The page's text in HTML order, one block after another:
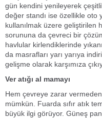
gün kendini yenileyerek
değer standı ise özellikle oto
kullanılmak üzere geliştirilen
sorununa da çevreci bir
havlular kirlendiklerinde
da masrafları yarı yarıya
gelişme olarak karşımıza
Ver atığı al mamayı
Hem çevreye zarar
mümkün. Fuarda sıfır atık
büyük ilgi görüyor. Güneş